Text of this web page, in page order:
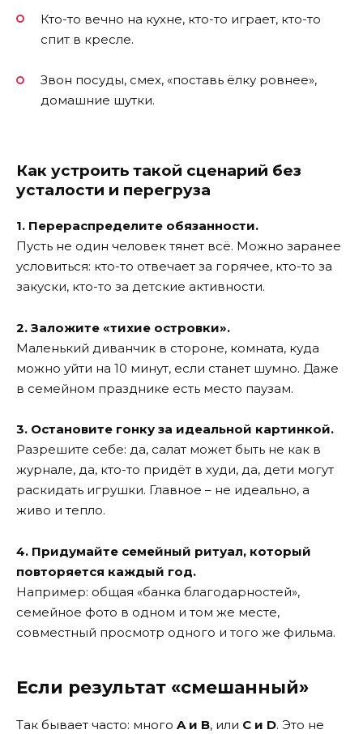
Кто-то вечно на кухне, кто-то играет, кто-то
спит в кресле.
Звон посуды, смех, «поставь ёлку ровнее»,
домашние шутки.
Как устроить такой сценарий без
усталости и перегруза
1. Перераспределите обязанности.
Пусть не один человек тянет всё. Можно заранее
условиться: кто-то отвечает за горячее, кто-то за
закуски, кто-то за детские активности.
2. Заложите «тихие островки».
Маленький диванчик в стороне, комната, куда
можно уйти на 10 минут, если станет шумно. Даже
в семейном празднике есть место паузам.
3. Остановите гонку за идеальной картинкой.
Разрешите себе: да, салат может быть не как в
журнале, да, кто-то придёт в худи, да, дети могут
раскидать игрушки. Главное – не идеально, а
живо и тепло.
4. Придумайте семейный ритуал, который
повторяется каждый год.
Например: общая «банка благодарностей»,
семейное фото в одном и том же месте,
совместный просмотр одного и того же фильма.
Если результат «смешанный»
Так бывает часто: много A и B, или C и D. Это не